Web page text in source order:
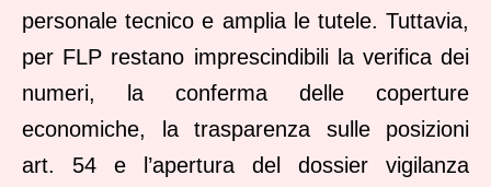
personale tecnico e amplia le tutele. Tuttavia,
per FLP restano imprescindibili la verifica dei
numeri, la conferma delle coperture
economiche, la trasparenza sulle posizioni
art. 54 e l’apertura del dossier vigilanza